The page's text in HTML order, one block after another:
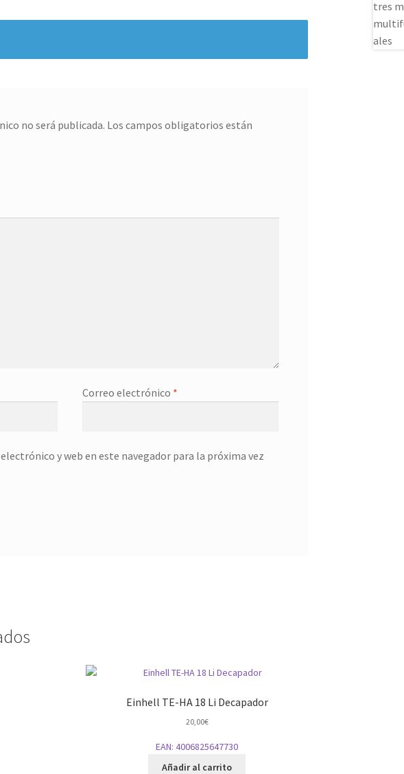
no será publicada. Los campos obligatorios están
Correo electrónico *
y web en este navegador para la próxima vez
Einhell TE-HA 18 Li Decapador
20,00€
EAN:4006825647730
Añadir al carrito